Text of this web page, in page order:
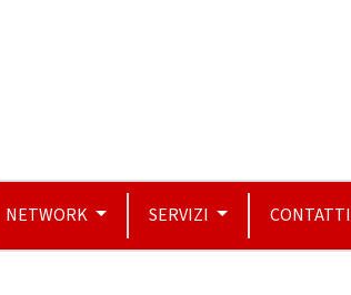
NETWORK SERVIZI CONTATTI